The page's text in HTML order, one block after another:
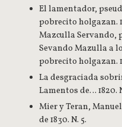
El lamentador,
pobrecito holgazan.
Mazculla Servando,
Sevando Mazulla a
pobrecito holgazan.
La desgraciada
Lamentos de… 1820.
Mier y Teran,
de 1830. N. 5.